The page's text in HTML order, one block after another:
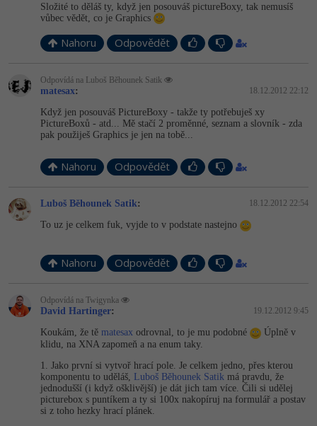
Složité to děláš ty, když jen posouváš pictureBoxy, tak nemusíš
vůbec vědět, co je Graphics
Nahoru Odpovědět
Odpovídá na Luboš Běhounek Satik
matesax: 18.12.2012 22:12
Když jen posouváš PictureBoxy - takže ty potřebuješ xy
PictureBoxů - atd... Mě stačí 2 proměnné, seznam a slovník - zda
pak použiješ Graphics je jen na tobě...
Nahoru Odpovědět
Luboš Běhounek Satik: 18.12.2012 22:54
To uz je celkem fuk, vyjde to v podstate nastejno
Nahoru Odpovědět
Odpovídá na Twigynka
David Hartinger: 19.12.2012 9:45
Koukám, že tě matesax odrovnal, to je mu podobné
Úplně v
klidu, na XNA zapomeň a na enum taky.
1. Jako první si vytvoř hrací pole. Je celkem jedno, přes kterou
komponentu to uděláš, Luboš Běhounek Satik má pravdu, že
jednodušší (i když ošklivější) je dát jich tam více. Čili si udělej
picturebox s puntíkem a ty si 100x nakopíruj na formulář a postav
si z toho hezky hrací plánek.